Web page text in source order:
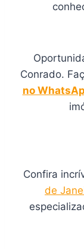
Conrado.
no
Confira
de